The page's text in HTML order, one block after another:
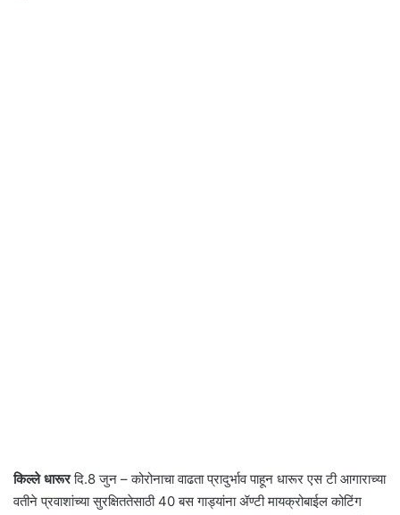
किल्ले धारूरदि.8 जुन – कोरोनाचा वाढता प्रादुर्भाव पाहून धारूर एस टी आगाराच्या
वतीने प्रवाशांच्या सुरक्षिततेसाठी 40 बस गाड्यांना ॲण्टी मायक्रोबाईल कोटिंग